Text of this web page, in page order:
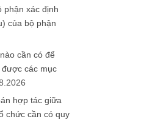
phận xác định
của bộ phận
cần có để
các mục
hợp tác giữa
chức cần có quy